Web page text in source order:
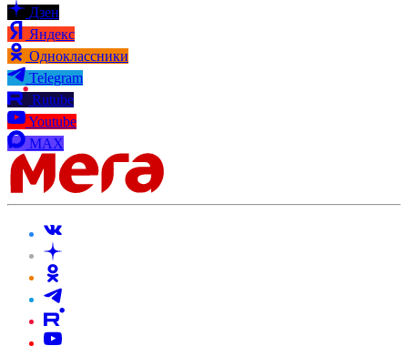
Дзен
Яндекс
Одноклассники
Telegram
Rutube
Youtube
MAX